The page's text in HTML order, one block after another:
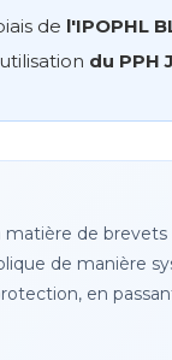
de l'IPOPHL
du PPH
de
de manière
en